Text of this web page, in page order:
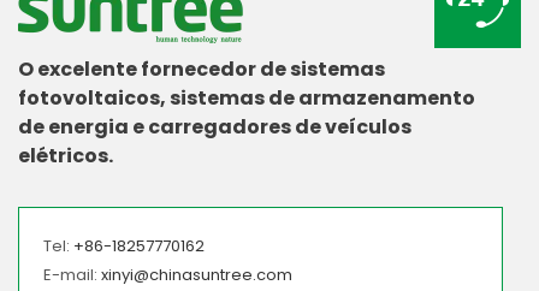
O excelente fornecedor de sistemas
fotovoltaicos, sistemas de armazenamento
de energia e carregadores de veículos
elétricos.
Tel: +86-18257770162
E-mail: xinyi@chinasuntree.com